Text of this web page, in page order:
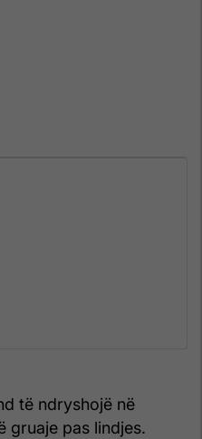
të ndryshojë në
gruaje pas lindjes.